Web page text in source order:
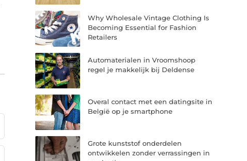
Why Wholesale Vintage Clothing Is
Becoming Essential for Fashion
Retailers
Automaterialen in Vroomshoop
regel je makkelijk bij Deldense
Overal contact met een datingsite in
België op je smartphone
Grote kunststof onderdelen
ontwikkelen zonder verrassingen in